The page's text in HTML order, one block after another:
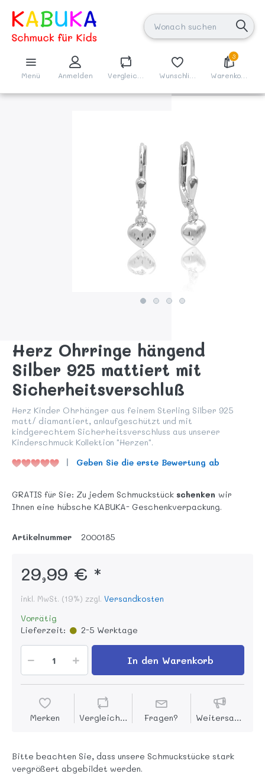
Menü Anmelden
3
Warenkorb
Herz Ohrringe hängend
Silber 925 mattiert mit
Sicherheitsverschluß
Herz Kinder Ohrhänger aus feinem Sterling Silber 925
matt/ diamantiert, anlaufgeschützt und mit
kindgerechtem Sicherheitsverschluss aus unserer
Kinderschmuck Kollektion "Herzen".
Geben Sie die erste Bewertung ab
GRATIS für Sie: Zu jedem Schmuckstück schenken wir
Ihnen eine hübsche KABUKA- Geschenkverpackung.
Artikelnummer 2000185
29,99 € *
inkl. MwSt. (19%) zzgl. Versandkosten
Vorrätig
Lieferzeit:
2-5 Werktage
In den Warenkorb
Merken Vergleichen Fragen? Weitersagen
Bitte beachten Sie, dass unsere Schmuckstücke stark
vergrößert abgebildet werden.